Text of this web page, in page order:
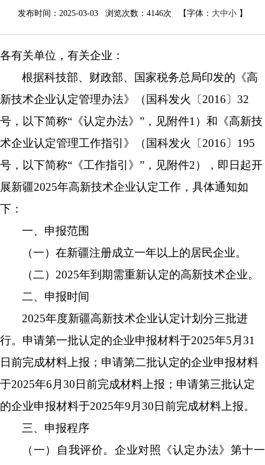
发布时间：2025-03-03 浏览次数： 4146次 【字体： 大中小 】
各有关单位 ，有关企业 ：
根据科技部、财政部、国家税务总局印发的《高
新技术企业认定管理办法》（国科发火〔 2016 〕 32
号，以下简称“ 《认定办法》 ” ，见附件1 ）和《高新技
术企业认定管理工作指引》（国科发火〔 2016 〕 195
号，以下简称“ 《工作指引》 ” ，见附件2）， 即日 起开
展新疆2025年高新技术企业认定工作，具体通知如
下：
一、申报范围
（一）在新疆注册成立一年以上的居民企业。
（二） 2025年到期需重新认定的高新技术企业。
二、申报时间
2025年度新疆高新技术企业认定计划分三批进
行。申请第一批认定的企业申报材料于2025年5 月 31
日前完成材料 上报； 申请第二批认定的企业申报材料
于2025年6 月 30 日前完成材料 上报 ； 申请第三批认定
的企业申报材料于2025年9 月 30 日前完成材料 上报。
三、申报程序
（一）自我评价。企业对照《认定办法》第十一